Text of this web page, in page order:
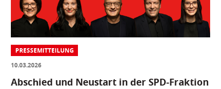
PRESSEMITTEILUNG
10.03.2026
Abschied und Neustart in der SPD-Fraktion